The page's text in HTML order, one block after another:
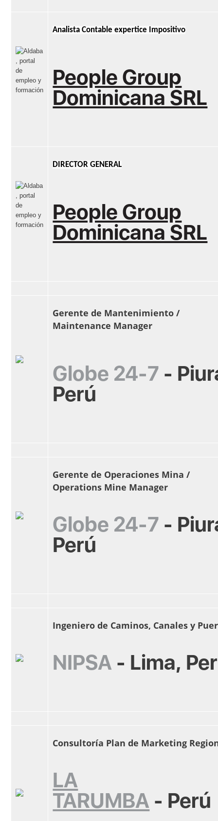
Analista Contable expertice Impositivo
People Group
Dominicana SRL
DIRECTOR GENERAL
People Group
Dominicana SRL
Gerente de Mantenimiento /
Maintenance Manager
Globe 24-7 -
Perú
Gerente de Operaciones Mina /
Operations Mine Manager
Globe 24-7 -
Perú
Ingeniero de Caminos, Canales y
NIPSA - Lima,
Consultoría Plan de Marketing
LA
TARUMBA - Perú